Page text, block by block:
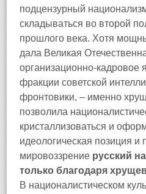
подцензурный
складываться во второй
прошлого века. Хотя
дала Великая
организационно-кадровое
фракции советской
фронтовики, – именно
позволила
кристаллизоваться и
идеологическая позиция и
мировоззрение русский
только благодаря
В националистическом